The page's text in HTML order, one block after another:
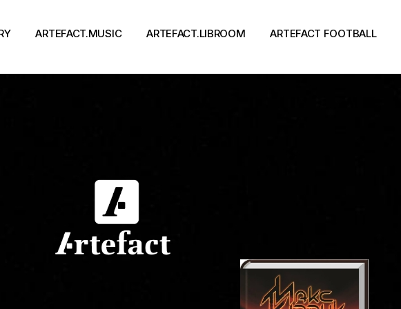
ARTEFACT.MUSIC ARTEFACT.LIBROOM ARTEFACT FOOTBALL